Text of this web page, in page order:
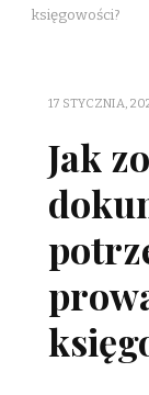
księgowości?
17 STYCZNIA,
Jak